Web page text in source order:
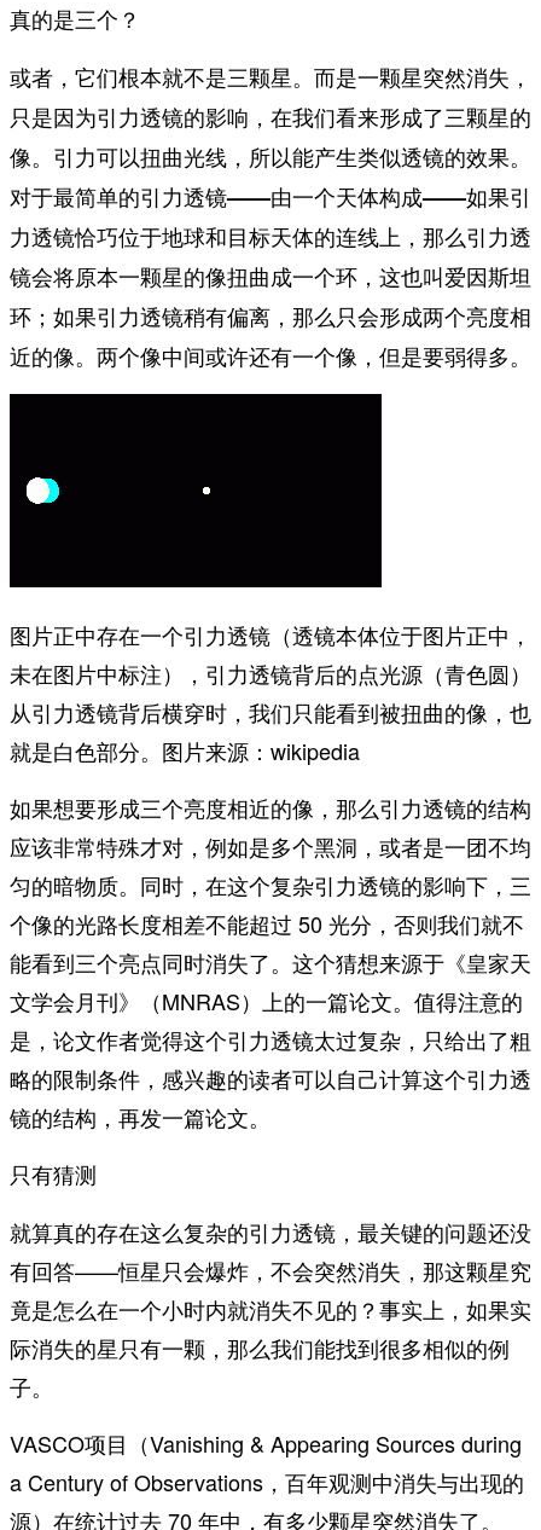
真的是三个？
或者，它们根本就不是三颗星。而是一颗星突然消失，
只是因为引力透镜的影响，在我们看来形成了三颗星的
像。 引力可以扭曲光线，所以能产生类似透镜的效果。
对于最简单的引力透镜——由一个天体构成——如果引
力透镜恰巧位于地球和目标天体的连线上，那么引力透
镜会将原本一颗星的像扭曲成一个环，这也叫爱因斯坦
环；如果引力透镜稍有偏离，那么只会形成两个亮度相
近的像。两个像中间或许还有一个像，但是要弱得多。
图片正中存在一个引力透镜（透镜本体位于图片正中，
未在图片中标注），引力透镜背后的点光源（青色圆）
从引力透镜背后横穿时，我们只能看到被扭曲的像，也
就是白色部分。图片来源：wikipedia
如果想要形成三个亮度相近的像，那么引力透镜的结构
应该非常特殊才对，例如是多个黑洞，或者是一团不均
匀的暗物质。同时，在这个复杂引力透镜的影响下，三
个像的光路长度相差不能超过 50 光分，否则我们就不
能看到三个亮点同时消失了。这个猜想来源于《皇家天
文学会月刊》（MNRAS）上的一篇论文。值得注意的
是，论文作者觉得这个引力透镜太过复杂，只给出了粗
略的限制条件，感兴趣的读者可以自己计算这个引力透
镜的结构，再发一篇论文。
只有猜测
就算真的存在这么复杂的引力透镜，最关键的问题还没
有回答——恒星只会爆炸，不会突然消失，那这颗星究
竟是怎么在一个小时内就消失不见的？事实上，如果实
际消失的星只有一颗，那么我们能找到很多相似的例
子。
VASCO项目（Vanishing & Appearing Sources during
a Century of Observations，百年观测中消失与出现的
源）在统计过去 70 年中，有多少颗星突然消失了。